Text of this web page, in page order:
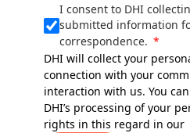
I consent to DHI
submitted information
correspondence.
DHI will collect your
connection with your
interaction with us. You
DHI’s processing of your
rights in this regard in our